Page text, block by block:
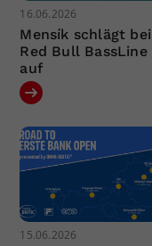
16.06.2026
Mensík schlägt bei
Red Bull BassLine
auf
15.06.2026